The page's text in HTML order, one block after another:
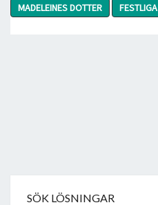
MADELEINES DOTTER
FESTLIGA
SÖK LÖSNINGAR